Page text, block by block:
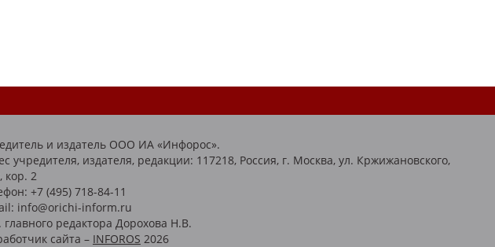
и издатель ООО ИА «Инфорос».
учредителя, издателя, редакции: 117218, Россия, г. Москва, ул. Кржижановского,
кор. 2
+7 (495) 718-84-11
info@orichi-inform.ru
редактора Дорохова Н.В.
сайта – INFOROS 2026